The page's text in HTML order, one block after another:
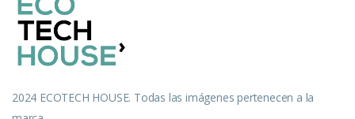
2024 ECOTECH HOUSE. Todas las imágenes pertenecen a la